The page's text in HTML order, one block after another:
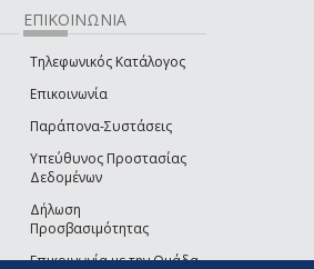
ΕΠΙΚΟΙΝΩΝΙΑ
Τηλεφωνικός Κατάλογος
Επικοινωνία
Παράπονα-Συστάσεις
Υπεύθυνος Προστασίας
Δεδομένων
Δήλωση
Προσβασιμότητας
Επικοινωνία με την Ομάδα